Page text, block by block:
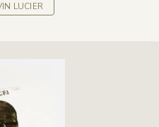
LUCIER